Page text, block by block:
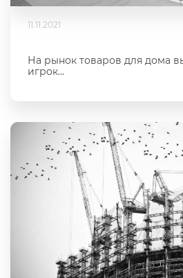
11.11.2021
На рынок товаров для дома
игрок...